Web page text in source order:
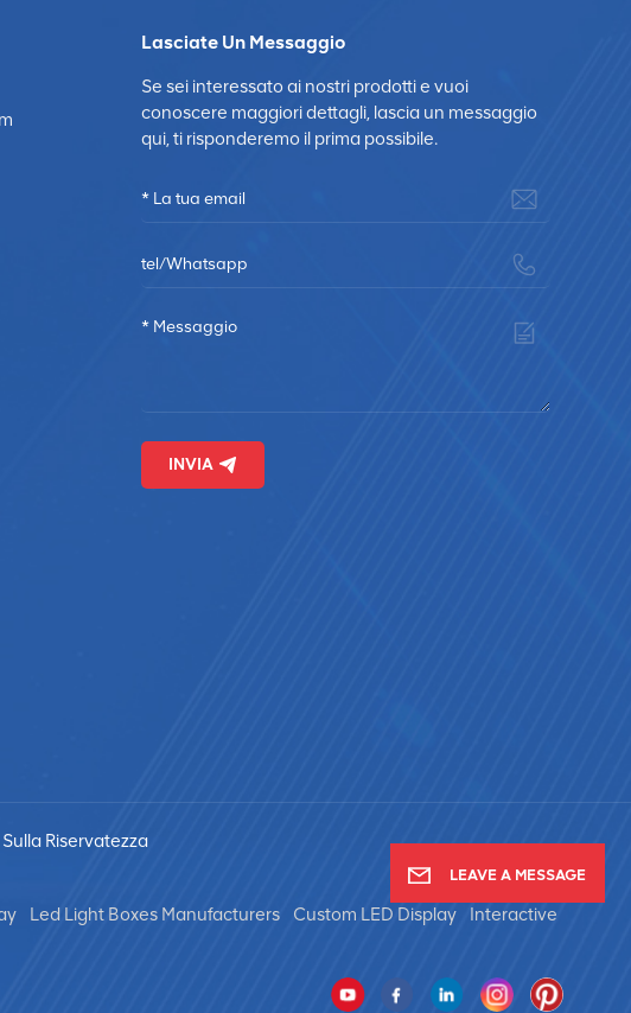
Lasciate Un Messaggio
Se sei interessato ai nostri prodotti e vuoi
conoscere maggiori dettagli, lascia un messaggio
qui, ti risponderemo il prima possibile.
INVIA
Sulla Riservatezza
Led Light Boxes Manufacturers Custom LED Display
Interactive
LEAVE A MESSAGE